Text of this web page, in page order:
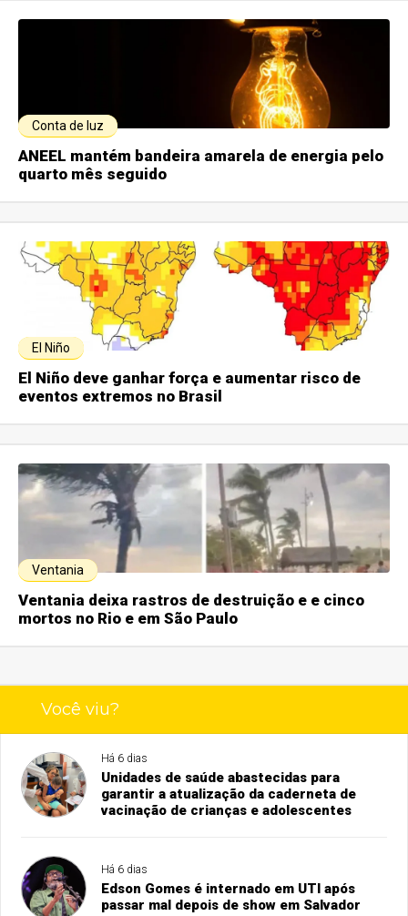
Conta de luz
ANEEL mantém bandeira amarela de energia pelo
quarto mês seguido
El Niño
El Niño deve ganhar força e aumentar risco de
eventos extremos no Brasil
Ventania
Ventania deixa rastros de destruição e e cinco
mortos no Rio e em São Paulo
Você viu?
Há 6 dias
Unidades de saúde abastecidas para
garantir a atualização da caderneta de
vacinação de crianças e adolescentes
Há 6 dias
Edson Gomes é internado em UTI após
passar mal depois de show em Salvador